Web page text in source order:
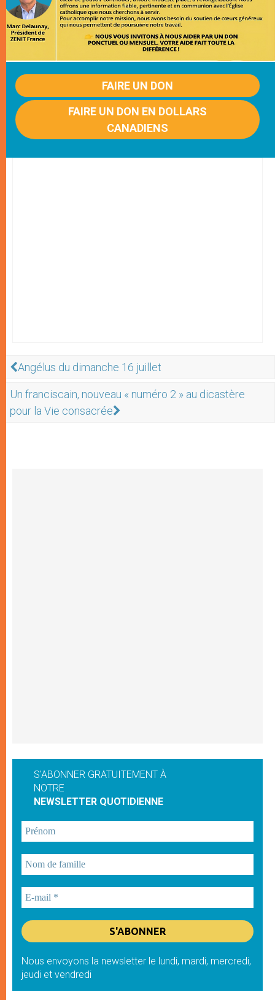
FAIRE UN DON
FAIRE UN DON EN DOLLARS
CANADIENS
Angélus du dimanche 16 juillet
Un franciscain, nouveau « numéro 2 » au dicastère
pour la Vie consacrée
S'ABONNER GRATUITEMENT À
NOTRE
NEWSLETTER QUOTIDIENNE
Nous envoyons la newsletter le lundi, mardi, mercredi,
jeudi et vendredi